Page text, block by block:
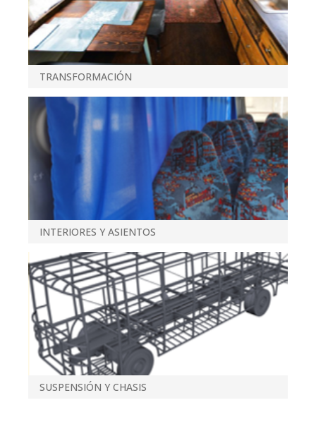
TRANSFORMACIÓN
INTERIORES Y ASIENTOS
SUSPENSIÓN Y CHASIS